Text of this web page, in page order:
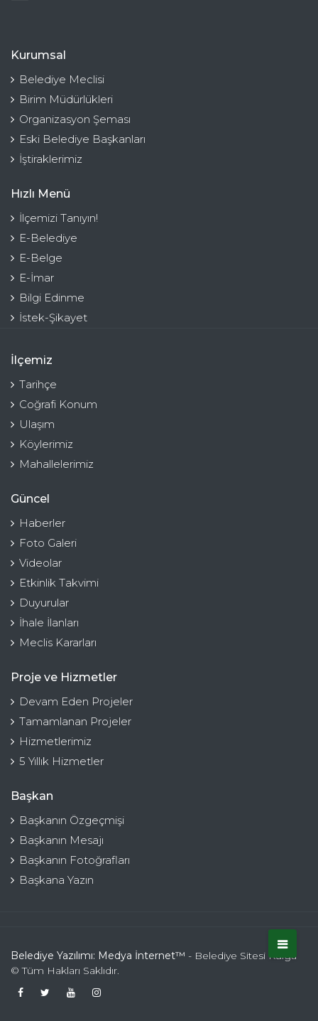
Kurumsal
Belediye Meclisi
Birim Müdürlükleri
Organizasyon Şeması
Eski Belediye Başkanları
İştiraklerimiz
Hızlı Menü
İlçemizi Tanıyın!
E-Belediye
E-Belge
E-İmar
Bilgi Edinme
İstek-Şikayet
İlçemiz
Tarihçe
Coğrafi Konum
Ulaşım
Köylerimiz
Mahallelerimiz
Güncel
Haberler
Foto Galeri
Videolar
Etkinlik Takvimi
Duyurular
İhale İlanları
Meclis Kararları
Proje ve Hizmetler
Devam Eden Projeler
Tamamlanan Projeler
Hizmetlerimiz
5 Yıllık Hizmetler
Başkan
Başkanın Özgeçmişi
Başkanın Mesajı
Başkanın Fotoğrafları
Başkana Yazın
Belediye Yazılımı: Medya İnternet™ - Belediye Sitesi Kulga
© Tüm Hakları Saklıdır.